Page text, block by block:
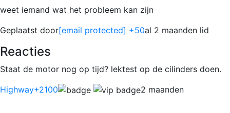
weet iemand wat het probleem kan zijn
Geplaatst door[email protected] +50al 2 maanden lid
Reacties
Staat de motor nog op tijd? lektest op de cilinders doen.
Highway+2100 2 maanden